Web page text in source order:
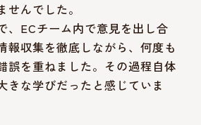
せんでした。
、ECチーム内で意見を出し合
報収集を徹底しながら、何度も
誤を重ねました。その過程自体
きな学びだったと感じていま